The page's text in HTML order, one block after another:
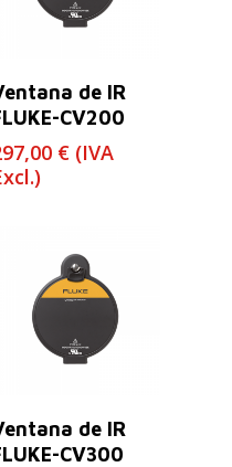
Leer Más
de IR
CV200
€ (IVA
Leer Más
de IR
CV300